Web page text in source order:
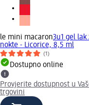
le mini macaron3u1 gel lak
nokte - Licorice, 8,5 ml
(1)
Dostupno online
Provjerite dostupnost u
trgovini